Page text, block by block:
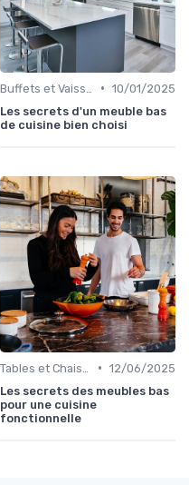
• 10/01/2025
Les secrets d'un meuble bas
de cuisine bien choisi
• 12/06/2025
Les secrets des meubles bas
pour une cuisine
fonctionnelle